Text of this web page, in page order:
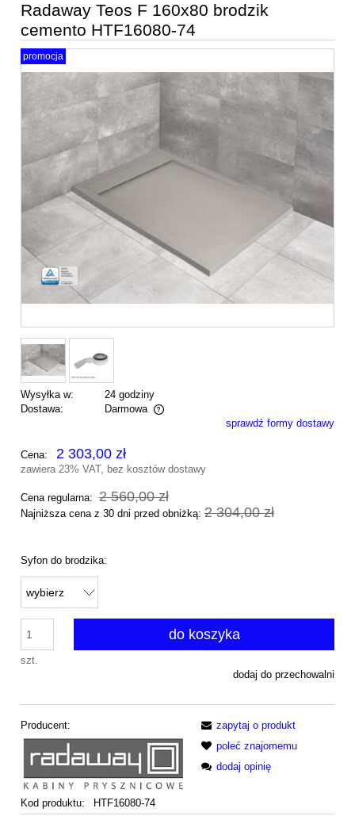
Radaway Teos F 160x80 brodzik
cemento HTF16080-74
promocja
Wysyłka w:
24 godziny
Dostawa:
Darmowa
Cena nie zawiera ewentualnych kosztów płatnościsprawdź formy dostawy
Cena: 2 303,00 zł
zawiera 23% VAT, bez kosztów dostawy
Cena regularna: 2 560,00 zł
Najniższa cena z 30 dni przed obniżką: 2 304,00 zł
Syfon do brodzika:
szt.
do koszyka
dodaj do przechowalni
Producent:
Kod produktu: HTF16080-74
zapytaj o produkt
poleć znajomemu
dodaj opinię